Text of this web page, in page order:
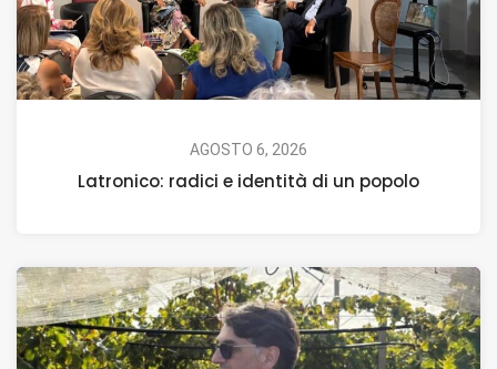
AGOSTO 6, 2026
Latronico: radici e identità di un popolo